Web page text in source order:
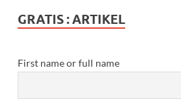
GRATIS : ARTIKEL
First name or full name